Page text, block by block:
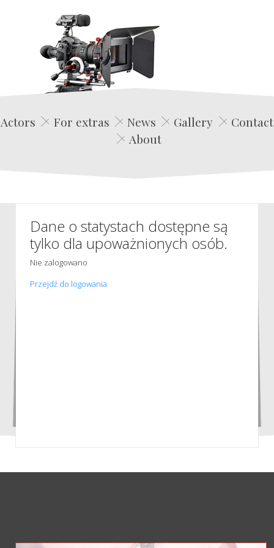
Edwin Film Agencja Aktorska
Actors For extras News Gallery
Contact
About
Dane o statystach dostępne są
tylko dla upoważnionych osób.
Nie zalogowano
Przejdź do logowania